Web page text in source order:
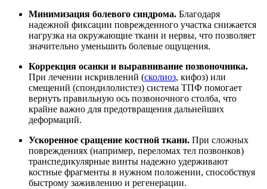
Минимизация болевого синдрома. Благодаря
надежной фиксации поврежденного участка снижается
нагрузка на окружающие ткани и нервы, что позволяет
значительно уменьшить болевые ощущения.
Коррекция осанки и выравнивание позвоночника.
При лечении искривлений (сколиоз, кифоз) или
смещений (спондилолистез) система ТПФ помогает
вернуть правильную ось позвоночного столба, что
крайне важно для предотвращения дальнейших
деформаций.
Ускоренное сращение костной ткани. При сложных
повреждениях (например, переломах тел позвонков)
транспедикулярные винты надежно удерживают
костные фрагменты в нужном положении, способствуя
быстрому заживлению и регенерации.